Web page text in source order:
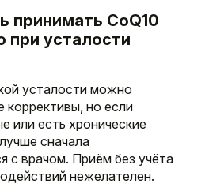
принимать CoQ10
при усталости
усталости можно
но если
или есть хронические
сначала
с врачом. Приём без учёта
нежелателен.